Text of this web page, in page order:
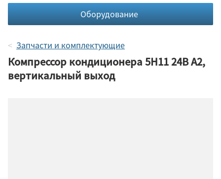
Оборудование
Запчасти и комплектующие
Компрессор кондиционера 5Н11 24В A2,
вертикальный выход